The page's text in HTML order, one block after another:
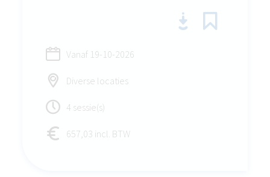
Vanaf 19-10-2026
Diverse locaties
4 sessie(s)
657,03 incl. BTW